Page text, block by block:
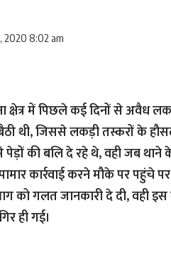
2020 8:02 am
क्षेत्र में पिछले कई दिनों से अवैध
थी, जिससे लकड़ी तस्करों के
की बलि दे रहे थे, वही जब
कार्रवाई करने मौके पर
को गलत जानकारी दे दी, वही
ही गई।